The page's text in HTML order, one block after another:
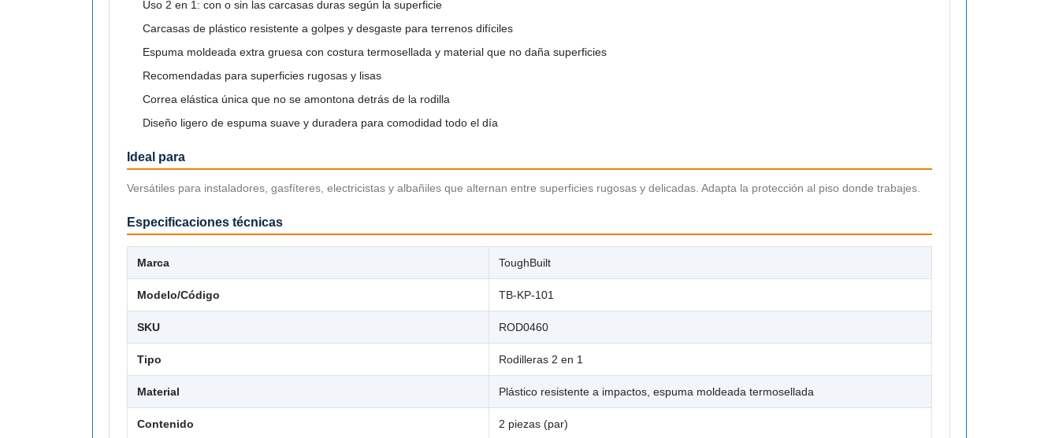
Uso 2 en 1: con o sin las carcasas duras según la superficie
Carcasas de plástico resistente a golpes y desgaste para terrenos difíciles
Espuma moldeada extra gruesa con costura termosellada y material que no daña superficies
Recomendadas para superficies rugosas y lisas
Correa elástica única que no se amontona detrás de la rodilla
Diseño ligero de espuma suave y duradera para comodidad todo el día
Ideal para
Versátiles para instaladores, gasfíteres, electricistas y albañiles que alternan entre superficies rugosas y delicadas. Adapta la protección al piso donde trabajes.
Especificaciones técnicas
Marca ToughBuilt
Modelo/Código TB-KP-101
SKU ROD0460
Tipo Rodilleras 2 en 1
Material Plástico resistente a impactos, espuma moldeada termosellada
Contenido 2 piezas (par)